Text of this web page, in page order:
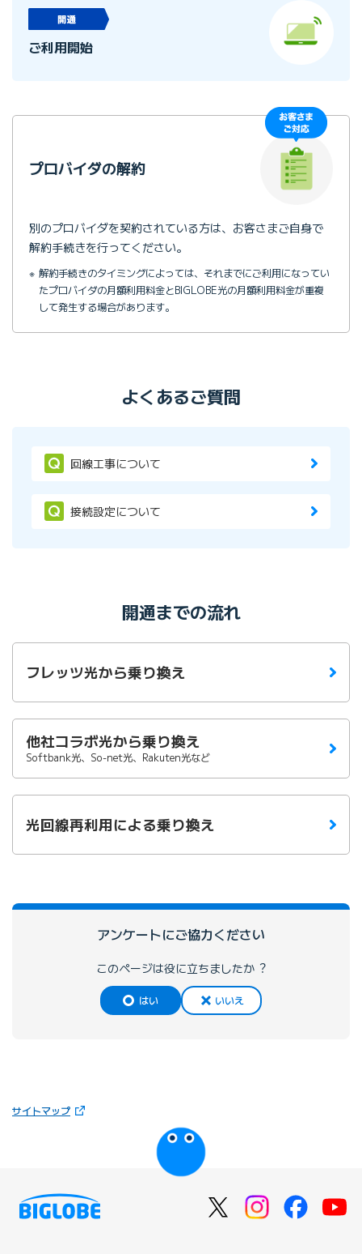
ご利用開始
プロバイダの解約
別のプロバイダを契約されている方は、お客さまご自身で
解約手続きを行ってください。
解約手続きのタイミングによっては、それまでにご利用になってい
たプロバイダの月額利用料金とBIGLOBE光の月額利用料金が重複
して発生する場合があります。
よくあるご質問
回線工事について
接続設定について
開通までの流れ
フレッツ光から乗り換え
他社コラボ光から乗り換え
Softbank光、So-net光、Rakuten光など
光回線再利用による乗り換え
アンケートにご協⼒ください
このページは役に⽴ちましたか︖
はい いいえ
サイトマップ（新しいタブで開きます）
びっぷるのページ